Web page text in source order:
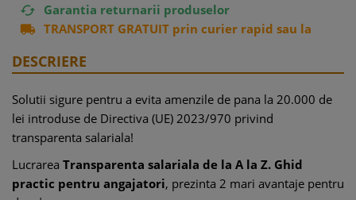
 Garantia returnarii produselor
 TRANSPORT GRATUIT prin curier rapid sau la
DESCRIERE
Solutii sigure pentru a evita amenzile de pana la 20.000 de
lei introduse de Directiva (UE) 2023/970 privind
transparenta salariala!
Lucrarea Transparenta salariala de la A la Z. Ghid
practic pentru angajatori, prezinta 2 mari avantaje pentru